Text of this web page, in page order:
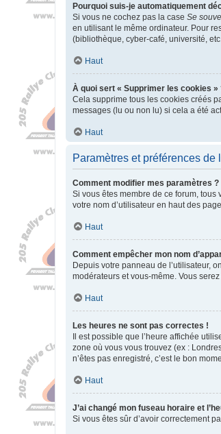
Pourquoi suis-je automatiquement
Si vous ne cochez pas la case Se
en utilisant le même ordinateur. Pour
(bibliothèque, cyber-café, université,
Haut
À quoi sert « Supprimer les cookies »
Cela supprime tous les cookies créés
messages (lu ou non lu) si cela a été
Haut
Paramètres et préférences de
Comment modifier mes paramètres ?
Si vous êtes membre de ce forum,
votre nom d’utilisateur en haut des
Haut
Comment empêcher mon nom
Depuis votre panneau de l’utilisateur,
modérateurs et vous-même. Vous
Haut
Les heures ne sont pas correctes !
Il est possible que l’heure affichée
zone où vous vous trouvez (ex :
n’êtes pas enregistré, c’est le bon
Haut
J’ai changé mon fuseau horaire et
Si vous êtes sûr d’avoir correctement